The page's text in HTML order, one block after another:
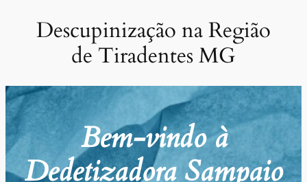
Descupinização na Região
de Tiradentes MG
Bem-vindo à
Dedetizadora Sampaio